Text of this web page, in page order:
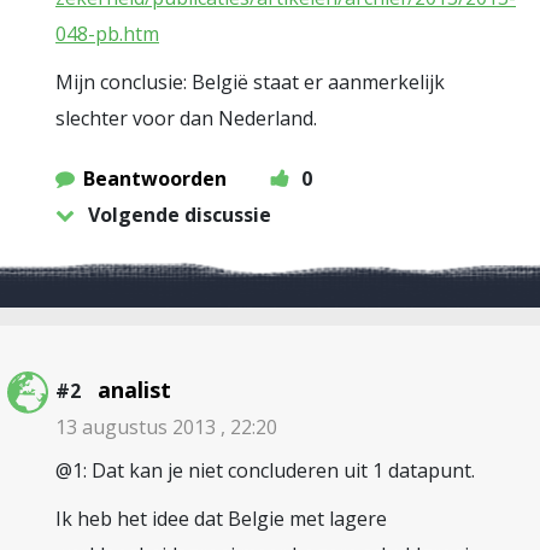
048-pb.htm
Mijn conclusie: België staat er aanmerkelijk
slechter voor dan Nederland.
Beantwoorden
0
Volgende discussie
#2 analist
13 augustus 2013 , 22:20
@1: Dat kan je niet concluderen uit 1 datapunt.
Ik heb het idee dat Belgie met lagere